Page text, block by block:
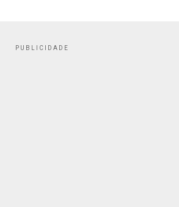
PUBLICIDADE